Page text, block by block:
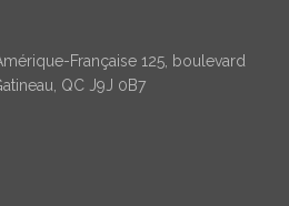
Française 125, boulevard
QC J9J 0B7